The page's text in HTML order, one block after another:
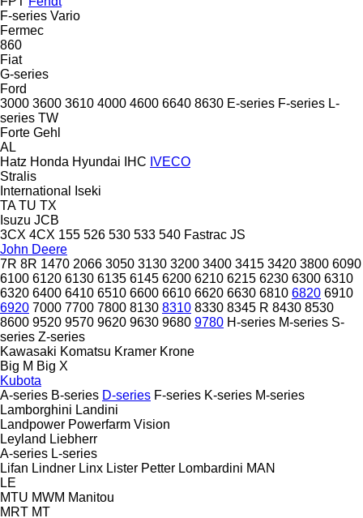
F-series Vario
Fermec
860
Fiat
G-series
Ford
3000 3600 3610 4000 4600 6640 8630 E-series F-series L-
series TW
Forte Gehl
AL
Hatz Honda Hyundai IHC IVECO
Stralis
International
Iseki
TA TU TX
Isuzu JCB
3CX 4CX 155 526 530 533 540 Fastrac JS
John Deere
7R 8R 1470 2066 3050 3130 3200 3400 3415 3420 3800 6090
6100 6120 6130 6135 6145 6200 6210 6215 6230 6300 6310
6320 6400 6410 6510 6600 6610 6620 6630 6810 6820 6910
6920 7000 7700 7800 8130 8310 8330 8345 R 8430 8530
8600 9520 9570 9620 9630 9680 9780 H-series M-series S-
series Z-series
Kawasaki Komatsu Kramer Krone
Big M Big X
Kubota
A-series B-series D-series F-series K-series M-series
Lamborghini Landini
Landpower Powerfarm Vision
Leyland Liebherr
A-series L-series
Lifan Lindner Linx Lister Petter Lombardini MAN
LE
MTU MWM Manitou
MRT MT